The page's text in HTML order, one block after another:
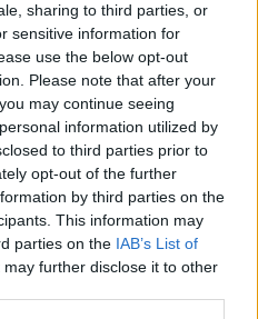
sharing to third parties, or
sensitive information for
use the below opt-out
Please note that after your
may continue seeing
information utilized by
to third parties prior to
opt-out of the further
by third parties on the
This information may
parties on the IAB’s List of
may further disclose it to other
- Démonok
alapján készült
már tele van a
én is beparázni, ha
járkál közöttünk?
a mozik azért rátesznek
hogy…